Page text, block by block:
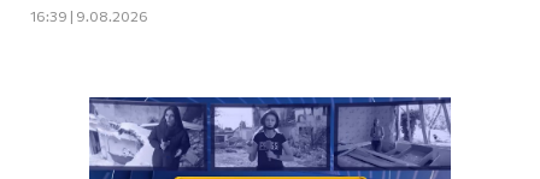
16:39 | 9.08.2026